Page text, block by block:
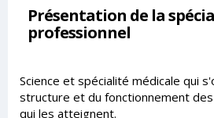
Présentation de la
professionnel
Science et spécialité médicale qui
structure et du fonctionnement
qui les atteignent.